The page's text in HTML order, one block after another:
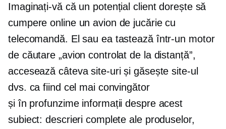
Imaginați-vă că un potențial client dorește să
cumpere online un avion de jucărie cu
telecomandă. El sau ea tastează într-un motor
de căutare „avion controlat de la distanță”,
accesează câteva site-uri și găsește site-ul
dvs. ca fiind cel mai convingător
șiîn profunzimeinformații despre acest
subiect: descrieri complete ale produselor,